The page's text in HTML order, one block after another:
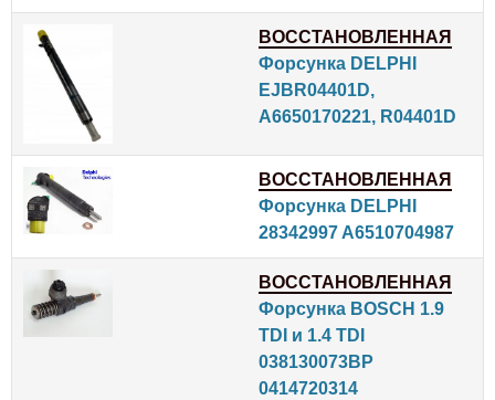
ВОССТАНОВЛЕННАЯ
Форсунка DELPHI
EJBR04401D,
A6650170221, R04401D
ВОССТАНОВЛЕННАЯ
Форсунка DELPHI
28342997 A6510704987
ВОССТАНОВЛЕННАЯ
Форсунка BOSCH 1.9
TDI и 1.4 TDI
038130073BP
0414720314